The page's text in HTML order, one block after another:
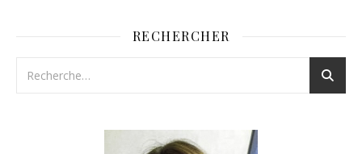
RECHERCHER